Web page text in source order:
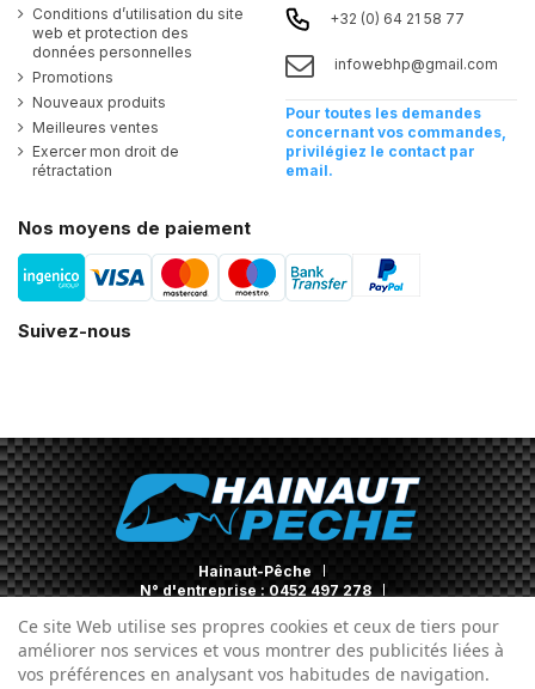
Conditions d’utilisation du site
web et protection des
données personnelles
Promotions
Nouveaux produits
Meilleures ventes
Exercer mon droit de
rétractation
+32 (0) 64 21 58 77
infowebhp@gmail.com
Pour toutes les demandes
concernant vos commandes,
privilégiez le contact par
email.
Ce site Web utilise ses propres cookies et ceux de tiers pour
améliorer nos services et vous montrer des publicités liées à
vos préférences en analysant vos habitudes de navigation.
Nos moyens de paiement
Suivez-nous
Hainaut-Pêche
N° d'entreprise : 0452 497 278